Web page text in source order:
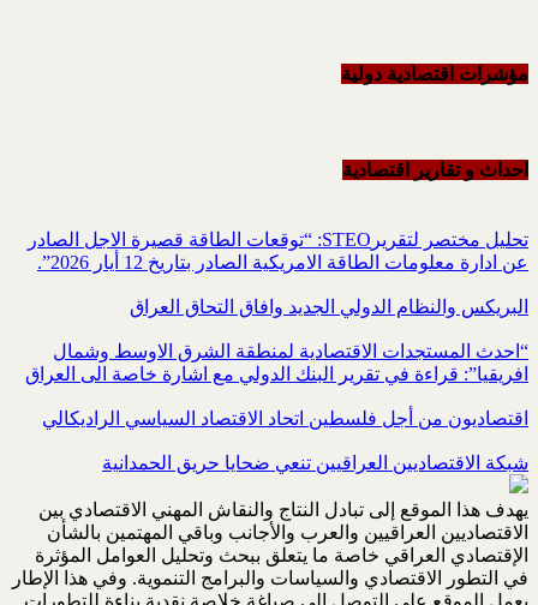
مؤشرات اقتصادية دولية
احداث و تقاریر اقتصادیة
تحليل مختصر لتقريرSTEO‏: “توقعات الطاقة قصيرة الاجل الصادر
عن ادارة معلومات الطاقة الامريكية ‏الصادر بتاريخ 12 أيار 2026”.‏
البريكس والنظام الدولي الجديد وافاق التحاق العراق
“احدث المستجدات الاقتصادية لمنطقة الشرق الاوسط وشمال
افريقيا”: قراءة في تقرير البنك الدولي مع اشارة خاصة الى العراق
اقتصاديون من أجل فلسطين اتحاد الاقتصاد السياسي الراديكالي
شبكة الاقتصاديين العراقيين تنعي ضحايا حريق الحمدانية
يهدف هذا الموقع إلى تبادل النتاج والنقاش المهني الاقتصادي بين
الاقتصاديين العراقيين والعرب والأجانب وباقي المهتمين بالشأن
الإقتصادي العراقي خاصة ما يتعلق ببحث وتحليل العوامل المؤثرة
في التطور الاقتصادي والسياسات والبرامج التنموية. وفي هذا الإطار
يعمل الموقع على التوصل إلى صياغة خلاصة نقدية بناءة للتطورات